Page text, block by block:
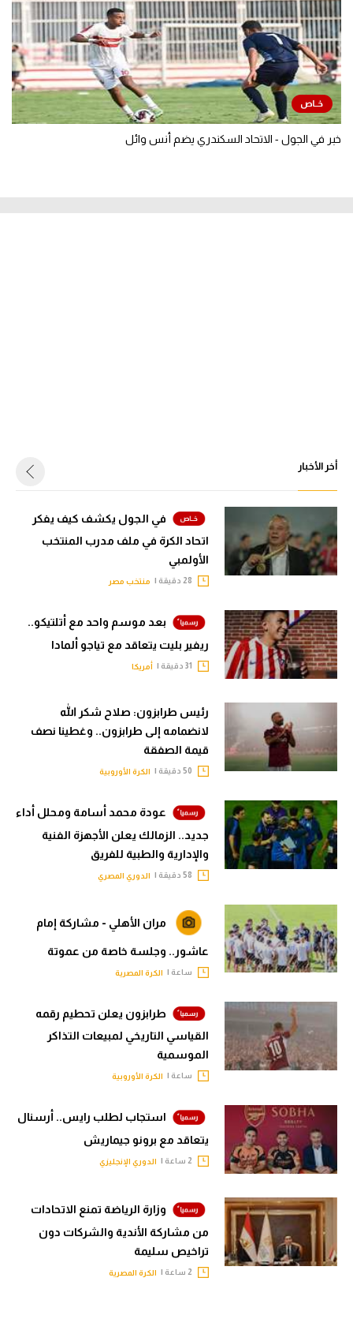
خبر في الجول - الاتحاد السكندري يضم أنس وائل
أخر الأخبار
في الجول يكشف كيف يفكر
اتحاد الكرة في ملف مدرب المنتخب
الأولمبي
منتخب مصر
بعد موسم واحد مع أتلتيكو..
ريفير بليت يتعاقد مع تياجو ألمادا
أمريكا
رئيس طرابزون: صلاح شكر الله
لانضمامه إلى طرابزون.. وغطينا نصف
قيمة الصفقة
الكرة الأوروبية
عودة محمد أسامة ومحلل أداء
جديد.. الزمالك يعلن الأجهزة الفنية
والإدارية والطبية للفريق
الدوري المصري
مران الأهلي - مشاركة إمام
عاشور.. وجلسة خاصة من عموتة
ساعة | الكرة المصرية
طرابزون يعلن تحطيم رقمه
القياسي التاريخي لمبيعات التذاكر
الموسمية
ساعة | الكرة الأوروبية
استجاب لطلب رايس.. أرسنال
يتعاقد مع برونو جيماريش
الدوري الإنجليزي
وزارة الرياضة تمنع الاتحادات
من مشاركة الأندية والشركات دون
تراخيص سليمة
الكرة المصرية